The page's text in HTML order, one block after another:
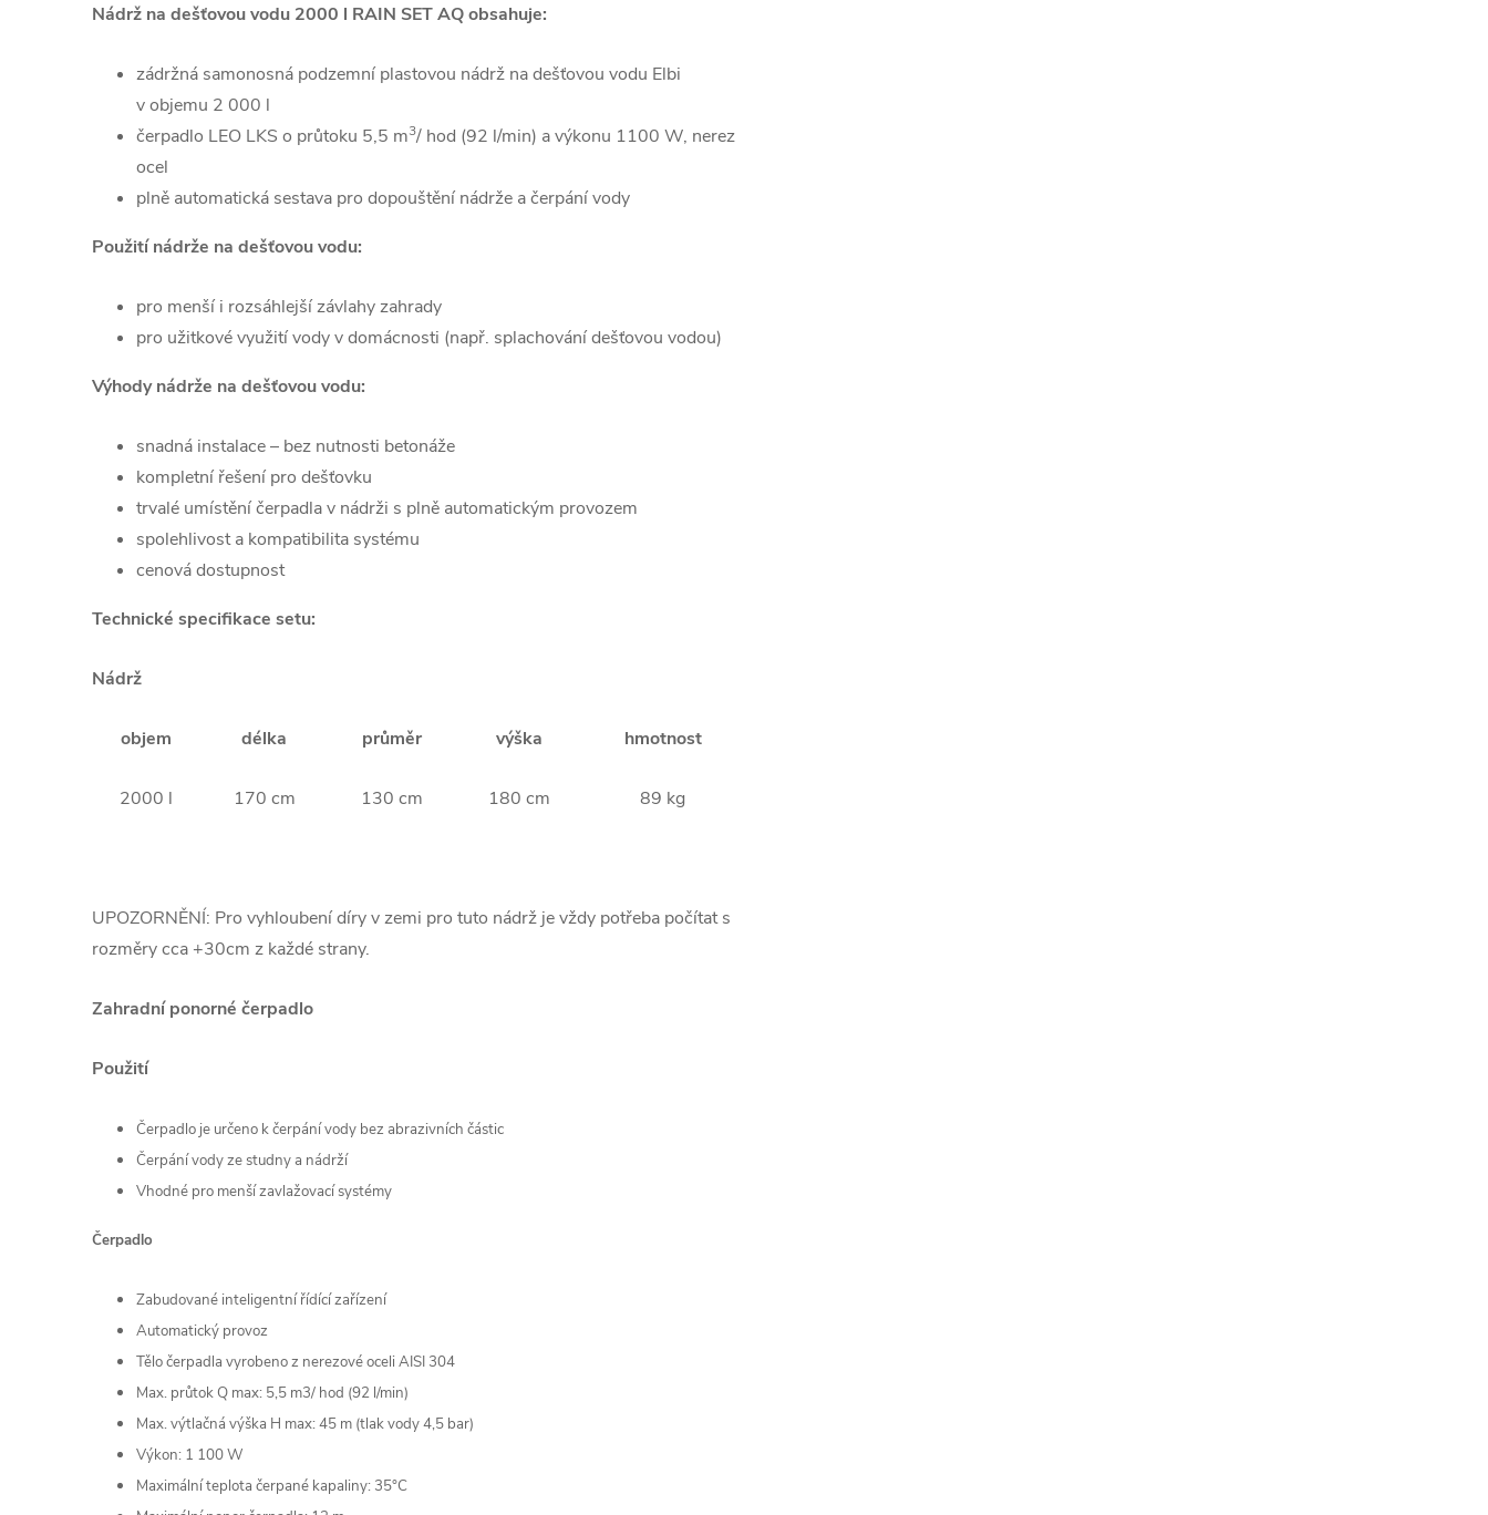
Nádrž na dešťovou vodu 2000 l RAIN SET AQ obsahuje:
zádržná samonosná podzemní plastovou nádrž na dešťovou vodu Elbi
v objemu 2 000 l
čerpadlo LEO LKS o průtoku 5,5 m3/ hod (92 l/min) a výkonu 1100 W, nerez
ocel
plně automatická sestava pro dopouštění nádrže a čerpání vody
Použití nádrže na dešťovou vodu:
pro menší i rozsáhlejší závlahy zahrady
pro užitkové využití vody v domácnosti (např. splachování dešťovou vodou)
Výhody nádrže na dešťovou vodu:
snadná instalace – bez nutnosti betonáže
kompletní řešení pro dešťovku
trvalé umístění čerpadla v nádrži s plně automatickým provozem
spolehlivost a kompatibilita systému
cenová dostupnost
Technické specifikace setu:
Nádrž
objem délka průměr výška hmotnost
2000 l 170 cm 130 cm 180 cm 89 kg
UPOZORNĚNÍ: Pro vyhloubení díry v zemi pro tuto nádrž je vždy potřeba počítat s
rozměry cca +30cm z každé strany.
Zahradní ponorné čerpadlo
Použití
Čerpadlo je určeno k čerpání vody bez abrazivních částic
Čerpání vody ze studny a nádrží
Vhodné pro menší zavlažovací systémy
Čerpadlo
Zabudované inteligentní řídící zařízení
Automatický provoz
Tělo čerpadla vyrobeno z nerezové oceli AISI 304
Max. průtok Q max: 5,5 m3/ hod (92 l/min)
Max. výtlačná výška H max: 45 m (tlak vody 4,5 bar)
Výkon: 1 100 W
Maximální teplota čerpané kapaliny: 35°C